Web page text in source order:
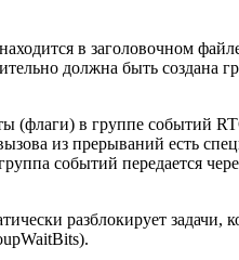
в заголовочном
должна быть создана
(флаги) в группе событий
из прерываний есть
событий передается
разблокирует задачи,